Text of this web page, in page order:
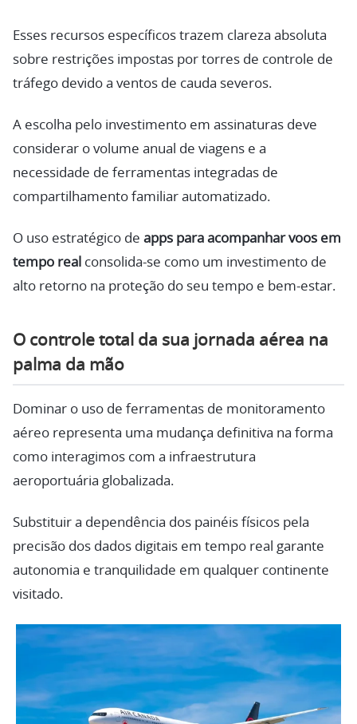
Esses recursos específicos trazem clareza absoluta
sobre restrições impostas por torres de controle de
tráfego devido a ventos de cauda severos.
A escolha pelo investimento em assinaturas deve
considerar o volume anual de viagens e a
necessidade de ferramentas integradas de
compartilhamento familiar automatizado.
O uso estratégico de apps para acompanhar voos em
tempo real consolida-se como um investimento de
alto retorno na proteção do seu tempo e bem-estar.
O controle total da sua jornada aérea na
palma da mão
Dominar o uso de ferramentas de monitoramento
aéreo representa uma mudança definitiva na forma
como interagimos com a infraestrutura
aeroportuária globalizada.
Substituir a dependência dos painéis físicos pela
precisão dos dados digitais em tempo real garante
autonomia e tranquilidade em qualquer continente
visitado.